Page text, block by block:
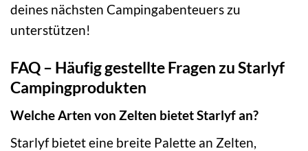
deines nächsten Campingabenteuers zu
unterstützen!
FAQ – Häufig gestellte Fragen zu Starlyf
Campingprodukten
Welche Arten von Zelten bietet Starlyf an?
Starlyf bietet eine breite Palette an Zelten,